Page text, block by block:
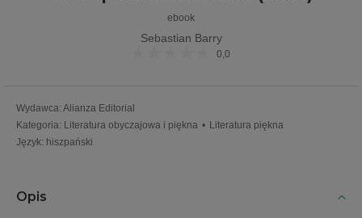
ebook
Sebastian Barry
0,0
Wydawca: Alianza Editorial
Kategoria: Literatura obyczajowa i piękna • Literatura piękna
Język: hiszpański
Opis